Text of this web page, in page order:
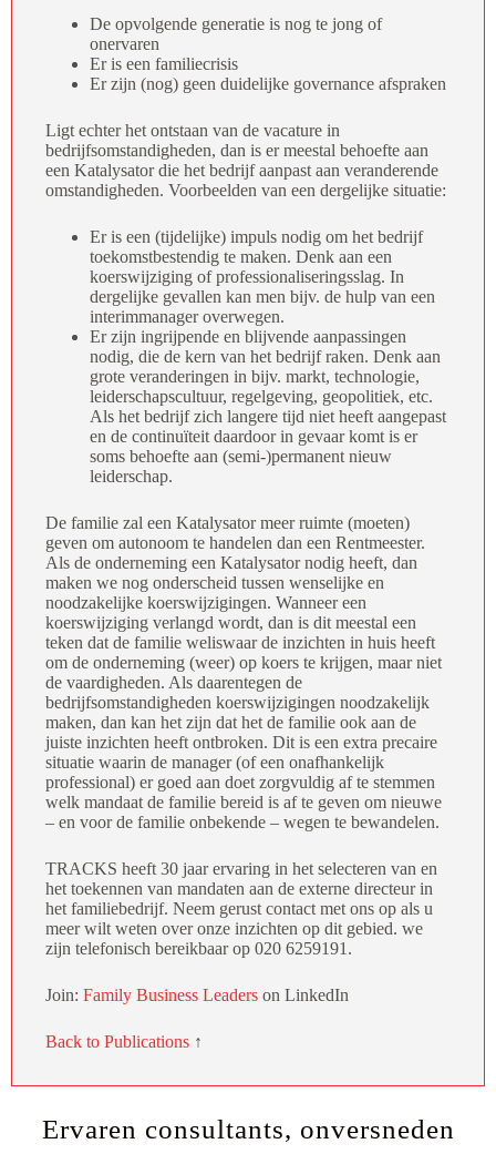
De opvolgende generatie is nog te jong of
onervaren
Er is een familiecrisis
Er zijn (nog) geen duidelijke governance afspraken
Ligt echter het ontstaan van de vacature in
bedrijfsomstandigheden, dan is er meestal behoefte aan
een Katalysator die het bedrijf aanpast aan veranderende
omstandigheden. Voorbeelden van een dergelijke situatie:
Er is een (tijdelijke) impuls nodig om het bedrijf
toekomstbestendig te maken. Denk aan een
koerswijziging of professionaliseringsslag. In
dergelijke gevallen kan men bijv. de hulp van een
interimmanager overwegen.
Er zijn ingrijpende en blijvende aanpassingen
nodig, die de kern van het bedrijf raken. Denk aan
grote veranderingen in bijv. markt, technologie,
leiderschapscultuur, regelgeving, geopolitiek, etc.
Als het bedrijf zich langere tijd niet heeft aangepast
en de continuïteit daardoor in gevaar komt is er
soms behoefte aan (semi-)permanent nieuw
leiderschap.
De familie zal een Katalysator meer ruimte (moeten)
geven om autonoom te handelen dan een Rentmeester.
Als de onderneming een Katalysator nodig heeft, dan
maken we nog onderscheid tussen wenselijke en
noodzakelijke koerswijzigingen. Wanneer een
koerswijziging verlangd wordt, dan is dit meestal een
teken dat de familie weliswaar de inzichten in huis heeft
om de onderneming (weer) op koers te krijgen, maar niet
de vaardigheden. Als daarentegen de
bedrijfsomstandigheden koerswijzigingen noodzakelijk
maken, dan kan het zijn dat het de familie ook aan de
juiste inzichten heeft ontbroken. Dit is een extra precaire
situatie waarin de manager (of een onafhankelijk
professional) er goed aan doet zorgvuldig af te stemmen
welk mandaat de familie bereid is af te geven om nieuwe
– en voor de familie onbekende – wegen te bewandelen.
TRACKS heeft 30 jaar ervaring in het selecteren van en
het toekennen van mandaten aan de externe directeur in
het familiebedrijf. Neem gerust contact met ons op als u
meer wilt weten over onze inzichten op dit gebied. we
zijn telefonisch bereikbaar op 020 6259191.
Join: Family Business Leaders on LinkedIn
Back to Publications ↑
Ervaren consultants, onversneden